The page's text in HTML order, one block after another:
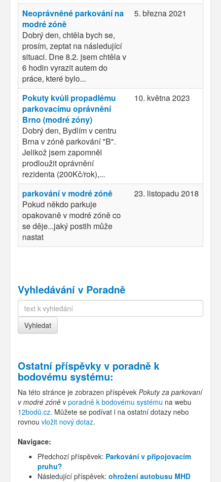
Neoprávněné parkování na
modré zóně
Dobrý den, chtěla bych se,
prosím, zeptat na následující
situaci. Dne 8.2. jsem chtěla v
6 hodin vyrazit autem do
práce, které bylo...
5. března 2021
Pokuty kvůli propadlému
parkovacímu oprávnění
Brno (modré zóny)
Dobrý den, Bydlím v centru
Brna v zóně parkování "B".
Jelikož jsem zapomněl
prodloužit oprávnění
rezidenta (200Kč/rok),...
10. května 2023
parkování v modré zóně
Pokud někdo parkuje
opakovaně v modré zóně co
se děje...jaký postih může
nastat
23. listopadu 2018
Vyhledávání v Poradně
Ostatní příspěvky v poradně k
bodovému systému:
Na této stránce je zobrazen příspěvek Pokuty za parkovaní
v modré zóně v poradně k bodovému systému na webu
12bodů.cz. Můžete se podívat i na ostatní dotazy nebo
rovnou vložit nový dotaz.
Navigace:
Předchozí příspěvek: Parkování v připojovacím
pruhu?
Následující příspěvek: ohrožení autobusu MHD